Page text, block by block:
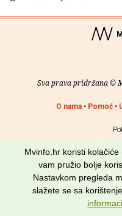
Sva prava pridržana ©
O nama• Pomoć•
Mvinfo.hr koristi kolačiće
vam pružio bolje
Nastavkom pregleda
slažete se sa